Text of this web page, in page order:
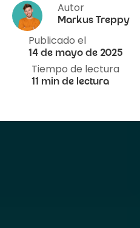
Autor
Markus Treppy
Publicado el
14 de mayo de 2025
Tiempo de lectura
11 min de lectura